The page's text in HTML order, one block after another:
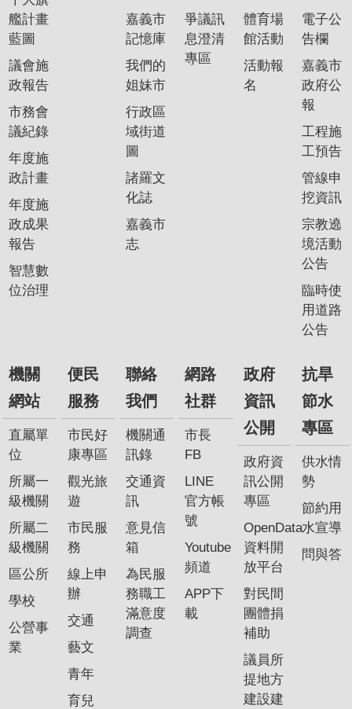
艦計畫
藍圖
議會施
政報告
市務會
議紀錄
年度施
政計畫
年度施
政成果
報告
智慧數
位治理
嘉義市
記憶庫
我們的
姐妹市
行政區
域街道
圖
諸羅文
化誌
嘉義市
志
爭議訊
息澄清
專區
體育場
館活動
活動報
名
電子公
告欄
嘉義市
政府公
報
工程施
工預告
管線申
挖資訊
宗教遶
境活動
公告
臨時使
用道路
公告
機關
網站
直屬單
位
所屬一
級機關
所屬二
級機關
區公所
學校
公營事
業
便民
服務
市民好
康專區
觀光旅
遊
市民服
務
線上申
辦
交通
藝文
青年
育兒
聯絡
我們
機關通
訊錄
交通資
訊
意見信
箱
為民服
務職工
滿意度
調查
網路
社群
市長
FB
LINE
官方帳
號
Youtube
頻道
APP下
載
政府
資訊
公開
政府資
訊公開
專區
OpenData
資料開
放平台
對民間
團體捐
補助
議員所
提地方
建設建
抗旱
節水
專區
供水情
勢
節約用
水宣導
問與答